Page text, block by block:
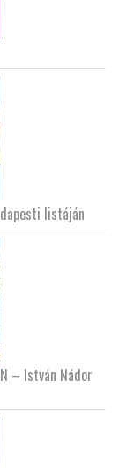
listáján
– István Nádor